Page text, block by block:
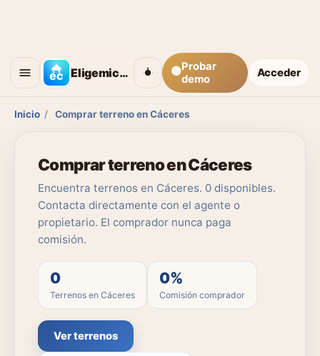
Eligemicasa 🟡Probar
demo
Acceder
Inicio / Comprar terreno en Cáceres
Comprar terreno en Cáceres
Encuentra terrenos en Cáceres. 0 disponibles.
Contacta directamente con el agente o
propietario. El comprador nunca paga
comisión.
0
Terrenos en Cáceres
0%
Comisión comprador
Ver terrenos